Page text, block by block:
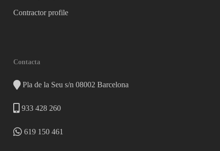
Contractor profile
Contacta
Pla de la Seu s/n 08002 Barcelona
933 428 260
619 150 461